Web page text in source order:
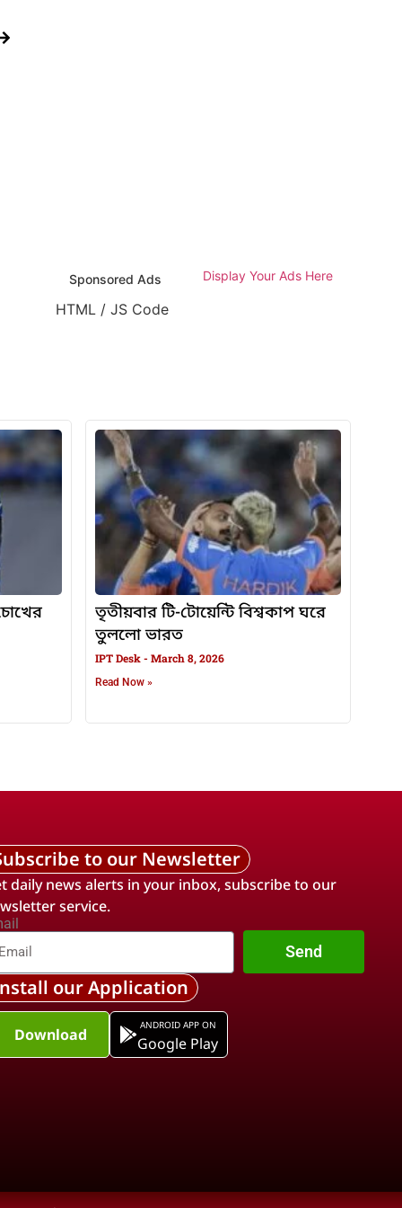
Sponsored Ads Display Your Ads Here
HTML / JS Code
তৃতীয়বার টি-টোয়েন্টি বিশ্বকাপ ঘরে
তুললো ভারত
IPT Desk March 8, 2026
Read Now »
to our Newsletter
daily news alerts in your inbox, subscribe to our
service.
Send
our Application
Download ANDROID APP ON
Google Play